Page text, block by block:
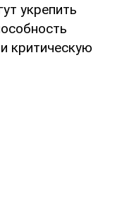
укрепить
критическую